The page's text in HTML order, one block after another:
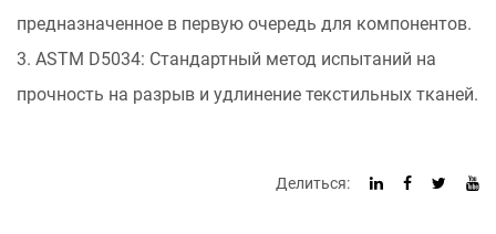
предназначенное в первую очередь для компонентов.
3. ASTM D5034: Стандартный метод испытаний на
прочность на разрыв и удлинение текстильных тканей.
Делиться: